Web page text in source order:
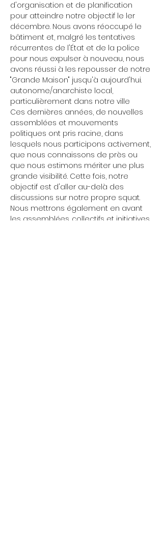
d'organisation et de planification
pour atteindre notre objectif le ler
décembre. Nous avons réoccupé le
bâtiment et, malgré les tentatives
récurrentes de l'État et de la police
pour nous expulser à nouveau, nous
avons réussi à les repousser de notre
"Grande Maison" jusqu'à aujourd'hui.
autonome/anarchiste local,
particulièrement dans notre ville
Ces dernières années, de nouvelles
assemblées et mouvements
politiques ont pris racine, dans
lesquels nous participons activement,
que nous connaissons de près ou
que nous estimons mériter une plus
grande visibilité. Cette fois, notre
objectif est d'aller au-delà des
discussions sur notre propre squat.
Nous mettrons également en avant
les assemblées. collectifs et initiatives